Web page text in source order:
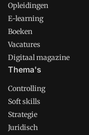
Opleidingen
E-learning
Boeken
Vacatures
Digitaal magazine
Thema's
Controlling
Soft skills
Strategie
Juridisch